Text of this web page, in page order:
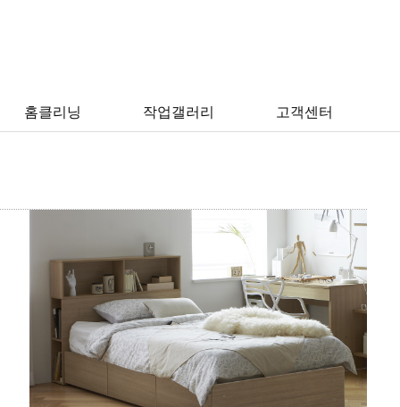
홈클리닝 작업갤러리 고객센터
홈클리닝 > 매트리스청소